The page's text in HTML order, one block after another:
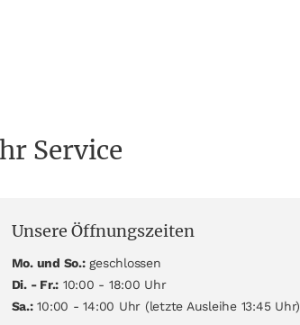
Service
Unsere Öffnungszeiten
Mo. und So.:geschlossen
Di. - Fr.: 10:00 - 18:00 Uhr
Sa.:10:00 - 14:00 Uhr (letzte Ausleihe 13:45 Uhr)